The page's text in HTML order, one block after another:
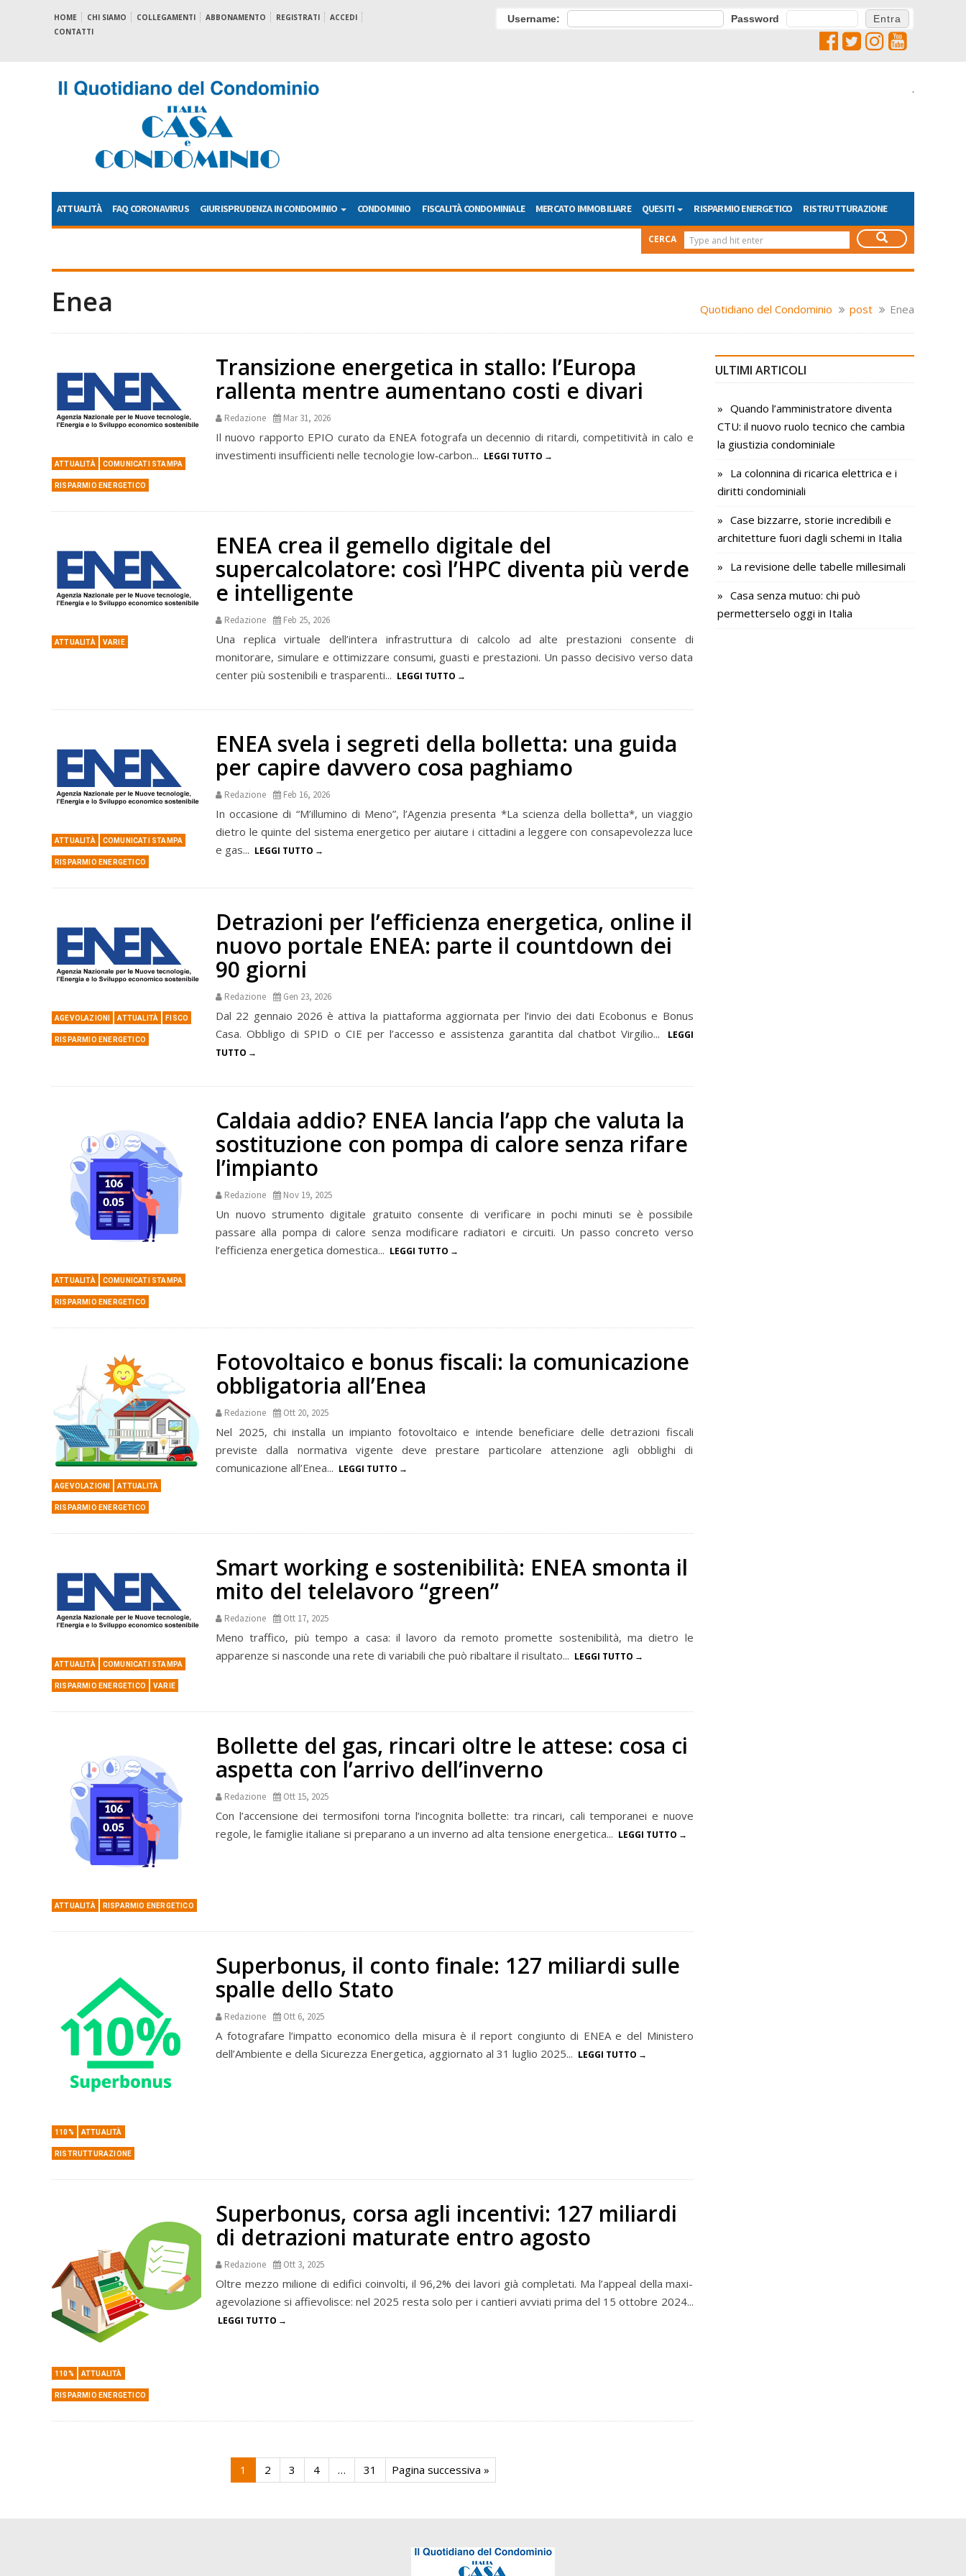
HOME CHI SIAMO COLLEGAMENTI ABBONAMENTO REGISTRATI
ACCEDI
CONTATTI
Username: Password
.
ATTUALITÀ FAQ CORONAVIRUS GIURISPRUDENZA IN CONDOMINIO CONDOMINIO FISCALITÀ CONDOMINIALE MERCATO IMMOBILIARE QUESITI RISPARMIO ENERGETICO RISTRUTTURAZIONE
CERCA
Enea Quotidiano del Condominio post Enea
ATTUALITÀ COMUNICATI STAMPA
RISPARMIO ENERGETICO
Transizione energetica in stallo: l’Europa
rallenta mentre aumentano costi e divari
Redazione Mar 31, 2026
Il nuovo rapporto EPIO curato da ENEA fotografa un decennio di ritardi, competitività in calo e
investimenti insufficienti nelle tecnologie low‑carbon... LEGGI TUTTO
ATTUALITÀ VARIE
ENEA crea il gemello digitale del
supercalcolatore: così l’HPC diventa più verde
e intelligente
Redazione Feb 25, 2026
Una replica virtuale dell’intera infrastruttura di calcolo ad alte prestazioni consente di
monitorare, simulare e ottimizzare consumi, guasti e prestazioni. Un passo decisivo verso data
center più sostenibili e trasparenti... LEGGI TUTTO
ATTUALITÀ COMUNICATI STAMPA
RISPARMIO ENERGETICO
ENEA svela i segreti della bolletta: una guida
per capire davvero cosa paghiamo
Redazione Feb 16, 2026
In occasione di “M’illumino di Meno”, l’Agenzia presenta *La scienza della bolletta*, un viaggio
dietro le quinte del sistema energetico per aiutare i cittadini a leggere con consapevolezza luce
e gas... LEGGI TUTTO
AGEVOLAZIONI ATTUALITÀ FISCO
RISPARMIO ENERGETICO
Detrazioni per l’efficienza energetica, online il
nuovo portale ENEA: parte il countdown dei
90 giorni
Redazione Gen 23, 2026
Dal 22 gennaio 2026 è attiva la piattaforma aggiornata per l’invio dei dati Ecobonus e Bonus
Casa. Obbligo di SPID o CIE per l’accesso e assistenza garantita dal chatbot Virgilio...
LEGGI
TUTTO
ATTUALITÀ COMUNICATI STAMPA
RISPARMIO ENERGETICO
Caldaia addio? ENEA lancia l’app che valuta la
sostituzione con pompa di calore senza rifare
l’impianto
Redazione Nov 19, 2025
Un nuovo strumento digitale gratuito consente di verificare in pochi minuti se è possibile
passare alla pompa di calore senza modificare radiatori e circuiti. Un passo concreto verso
l’efficienza energetica domestica... LEGGI TUTTO
AGEVOLAZIONI ATTUALITÀ
RISPARMIO ENERGETICO
Fotovoltaico e bonus fiscali: la comunicazione
obbligatoria all’Enea
Redazione Ott 20, 2025
Nel 2025, chi installa un impianto fotovoltaico e intende beneficiare delle detrazioni fiscali
previste dalla normativa vigente deve prestare particolare attenzione agli obblighi di
comunicazione all’Enea... LEGGI TUTTO
ATTUALITÀ COMUNICATI STAMPA
RISPARMIO ENERGETICO VARIE
Smart working e sostenibilità: ENEA smonta il
mito del telelavoro “green”
Redazione Ott 17, 2025
Meno traffico, più tempo a casa: il lavoro da remoto promette sostenibilità, ma dietro le
apparenze si nasconde una rete di variabili che può ribaltare il risultato... LEGGI TUTTO
ATTUALITÀ RISPARMIO ENERGETICO
Bollette del gas, rincari oltre le attese: cosa ci
aspetta con l’arrivo dell’inverno
Redazione Ott 15, 2025
Con l’accensione dei termosifoni torna l’incognita bollette: tra rincari, cali temporanei e nuove
regole, le famiglie italiane si preparano a un inverno ad alta tensione energetica... LEGGI TUTTO
110% ATTUALITÀ
RISTRUTTURAZIONE
Superbonus, il conto finale: 127 miliardi sulle
spalle dello Stato
Redazione Ott 6, 2025
A fotografare l’impatto economico della misura è il report congiunto di ENEA e del Ministero
dell’Ambiente e della Sicurezza Energetica, aggiornato al 31 luglio 2025... LEGGI TUTTO
110% ATTUALITÀ
RISPARMIO ENERGETICO
Superbonus, corsa agli incentivi: 127 miliardi
di detrazioni maturate entro agosto
Redazione Ott 3, 2025
Oltre mezzo milione di edifici coinvolti, il 96,2% dei lavori già completati. Ma l’appeal della maxi-
agevolazione si affievolisce: nel 2025 resta solo per i cantieri avviati prima del 15 ottobre 2024...
LEGGI TUTTO
1 2 3 4 … 31 Pagina successiva »
ULTIMI ARTICOLI
Quando l’amministratore diventa
CTU: il nuovo ruolo tecnico che cambia
la giustizia condominiale
La colonnina di ricarica elettrica e i
diritti condominiali
Case bizzarre, storie incredibili e
architetture fuori dagli schemi in Italia
La revisione delle tabelle millesimali
Casa senza mutuo: chi può
permetterselo oggi in Italia